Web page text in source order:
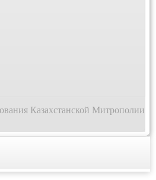
Казахстанской Митрополии